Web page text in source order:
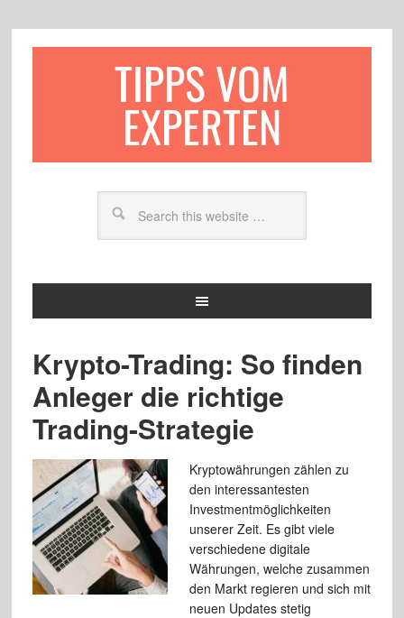
TIPPS VOM
EXPERTEN
Krypto-Trading: So finden
Anleger die richtige
Trading-Strategie
Kryptowährungen zählen zu
den interessantesten
Investmentmöglichkeiten
unserer Zeit. Es gibt viele
verschiedene digitale
Währungen, welche zusammen
den Markt regieren und sich mit
neuen Updates stetig